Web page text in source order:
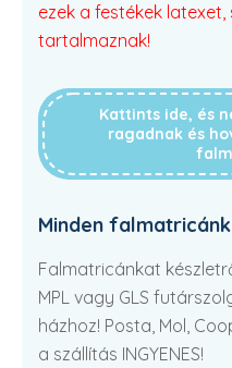
ezek a festékek
tartalmaznak!
Kattints ide, és
ragadnak és
Minden falmatricánk
Falmatricánkat
MPL vagy GLS
házhoz! Posta, Mol,
a szállítás INGYENES!